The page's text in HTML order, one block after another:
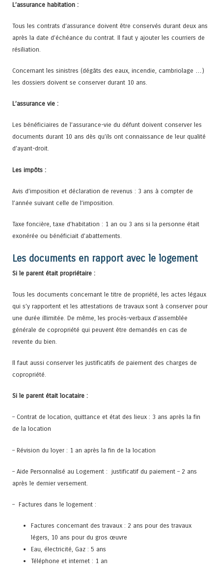
L’assurance habitation :
Tous les contrats d’assurance doivent être conservés durant deux ans
après la date d’échéance du contrat. Il faut y ajouter les courriers de
résiliation.
Concernant les sinistres (dégâts des eaux, incendie, cambriolage …)
les dossiers doivent se conserver durant 10 ans.
L’assurance vie :
Les bénéficiaires de l’assurance-vie du défunt doivent conserver les
documents durant 10 ans dès qu’ils ont connaissance de leur qualité
d’ayant-droit.
Les impôts :
Avis d’imposition et déclaration de revenus : 3 ans à compter de
l’année suivant celle de l’imposition.
Taxe foncière, taxe d’habitation : 1 an ou 3 ans si la personne était
exonérée ou bénéficiait d’abattements.
Les documents en rapport avec le logement
Si le parent était propriétaire :
Tous les documents concernant le titre de propriété, les actes légaux
qui s’y rapportent et les attestations de travaux sont à conserver pour
une durée illimitée. De même, les procès-verbaux d’assemblée
générale de copropriété qui peuvent être demandés en cas de
revente du bien.
Il faut aussi conserver les justificatifs de paiement des charges de
copropriété.
Si le parent était locataire :
– Contrat de location, quittance et état des lieux : 3 ans après la fin
de la location
– Révision du loyer : 1 an après la fin de la location
– Aide Personnalisé au Logement : justificatif du paiement – 2 ans
après le dernier versement.
– Factures dans le logement :
Factures concernant des travaux : 2 ans pour des travaux
légers, 10 ans pour du gros œuvre
Eau, électricité, Gaz : 5 ans
Téléphone et internet : 1 an